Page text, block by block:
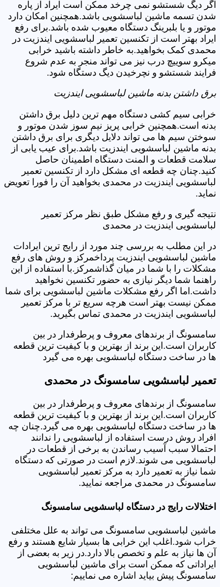
اگر دیگ شستشو نمی چرخد ممکن است ایراد از پاره
شدن تسمه ماشین لباسشویی باشد.همچنین امکان دارد
موتور و یا بلبرینگ دستگاه معیوب شده باشد.برای رفع
ایراد بهتر است از تکنسین تعمیر لباسشویی ایندزیت در
محمدی کمک بخواهید.به خاطر داشته باشید خرابی
میکرو سوییچ درب نیز می تواند منجر به عدم شروع
فرایند شستشو و نچرخیدن دیگ دستگاه شود.
برق داشتن بدنه ماشین لباسشویی ایندزیت
خرابی سیم کشی دستگاه مهم ترین دلیل برق داشتن
بدنه است.همچنین خرابی پریز نیم سوز شدن موتور و
سوختن سیم ها می تواند دلایل دیگری برای برق داشتن
بدنه ماشین لباسشویی ایندزیت باشد.برای عیب یابی از
سلامت قطعات و المنت دستگاه اطمینان حاصل
کنید.چنان چه قطعه ای مشکل دارد از تکنسین تعمیر
لباسشویی ایندزیت در محمدی بخواهید آن را فورا تعویض
نماید.
نتیجه گیری و رفع مشکل طبق نظر مرکز تعمیر
لباسشویی ایندزیت در محمدی
در این مطلب به بررسی چند مورد از رایج ترین ایرادات
ماشین لباسشویی ایندزیت پرداخمرکز و روش های رفع
مشکلات را با شما در میان گذاشمرکز.با استفاده از این
راهنما شما دیگر نیازی به حضور تکنسین نخواهید
داشت.اما اگر رفع مشکلات ماشین لباسشویی برای شما
ممکن نیست بهتر است هرچه سریع تر با مرکز تعمیر
لباسشویی ایندزیت در محمدی تماس بگیرید.
سامسونگ از برندهای معروف و پرطرفدار در بین
کاربران است.این برند از بهترین و با کیفیت ترین قطعه
ها در ساخت دستگاه لباسشویی بهره می گیرد
تعمیر لباسشویی سامسونگ در محمدی
سامسونگ از برندهای معروف و پرطرفدار در بین
کاربران است.این برند از بهترین و با کیفیت ترین قطعه
ها در ساخت دستگاه لباسشویی بهره می گیرد.چنان چه
افراد روش درست استفاده از لباسشویی را ندانند
احتمالا سبب آسیب رساندن به برخی از قطعات در
لباسشویی می شوند.لازم است در صورتی که دستگاه
شما نیاز به تعمیر دارد به مرکز تعمیر لباسشویی
سامسونگ در محمدی مراجعه نمایید.
اختلالات رایج در دستگاه لباسشویی سامسونگ
ماشین لباسشویی سامسونگ می تواند به علل مختلفی
خراب شود.اغلب این خرابی ها بسیار شایع هستند و رفع
آن ها نیاز به علم و تخصص بالا دارد.در زیر به بعضی از
ایراداتی که ممکن است برای ماشین لباسشویی
سامسونگ پیش بیاید اشاره می نماییم: